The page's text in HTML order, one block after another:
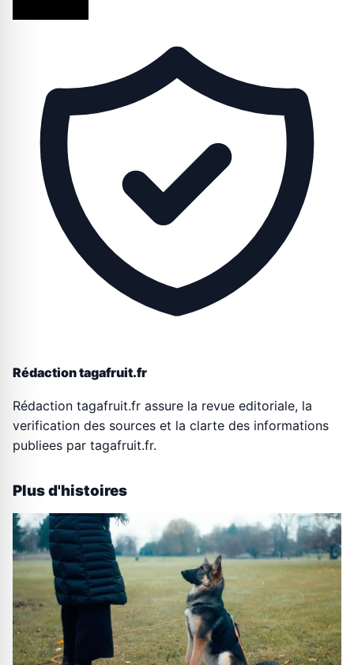
Rédaction tagafruit.fr
Rédaction tagafruit.fr assure la revue editoriale, la
verification des sources et la clarte des informations
publiees par tagafruit.fr.
Plus d'histoires